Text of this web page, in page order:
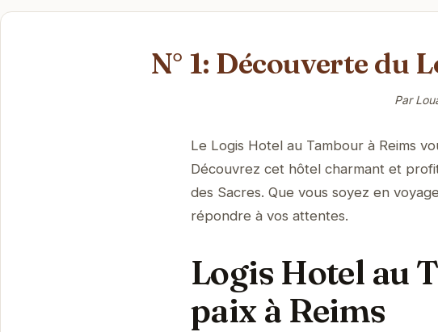
N° 1: Découverte du
Par
Le Logis Hotel au Tambour à Reims
Découvrez cet hôtel charmant et
des Sacres. Que vous soyez en
répondre à vos attentes.
Logis Hotel au
paix à Reims